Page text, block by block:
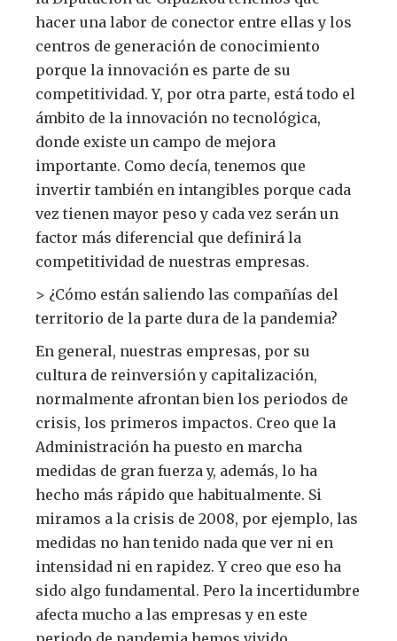
hacer una labor de conector entre ellas y los
centros de generación de conocimiento
porque la innovación es parte de su
competitividad. Y, por otra parte, está todo el
ámbito de la innovación no tecnológica,
donde existe un campo de mejora
importante. Como decía, tenemos que
invertir también en intangibles porque cada
vez tienen mayor peso y cada vez serán un
factor más diferencial que definirá la
competitividad de nuestras empresas.
> ¿Cómo están saliendo las compañías del
territorio de la parte dura de la pandemia?
En general, nuestras empresas, por su
cultura de reinversión y capitalización,
normalmente afrontan bien los periodos de
crisis, los primeros impactos. Creo que la
Administración ha puesto en marcha
medidas de gran fuerza y, además, lo ha
hecho más rápido que habitualmente. Si
miramos a la crisis de 2008, por ejemplo, las
medidas no han tenido nada que ver ni en
intensidad ni en rapidez. Y creo que eso ha
sido algo fundamental. Pero la incertidumbre
afecta mucho a las empresas y en este